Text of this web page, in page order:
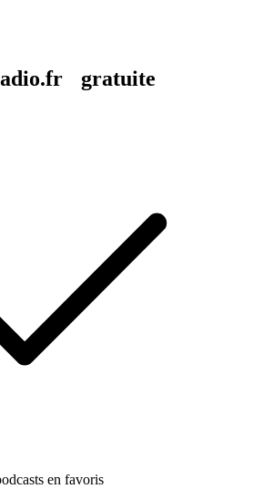
gratuite
en favoris